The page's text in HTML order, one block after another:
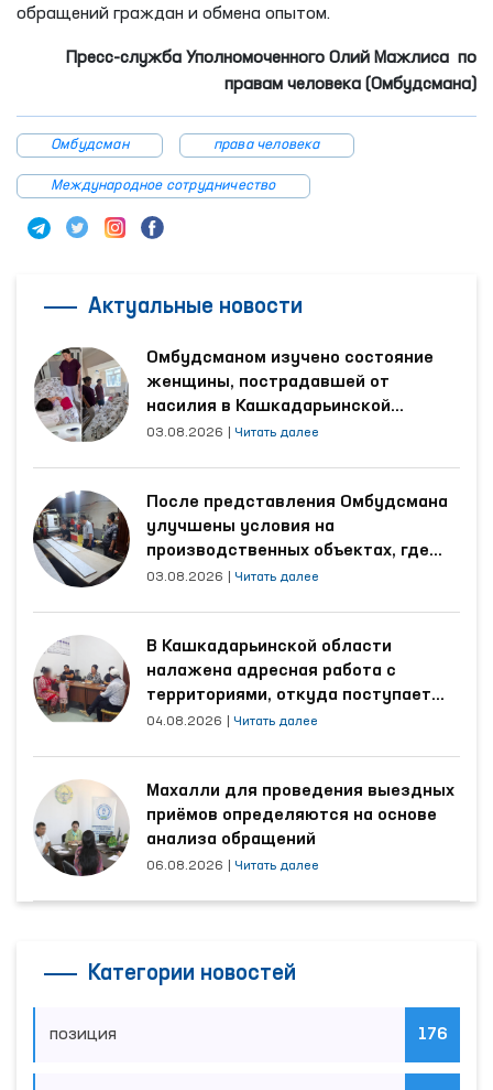
обращений граждан и обмена опытом.
Пресс-служба Уполномоченного Олий Мажлиса по
правам человека (Омбудсмана)
Омбудсман права человека
Международное сотрудничество
Актуальные новости
Омбудсманом изучено состояние
женщины, пострадавшей от
насилия в Кашкадарьинской
области
03.08.2026 Читать далее
После представления Омбудсмана
улучшены условия на
производственных объектах, где
трудятся осуждённые
03.08.2026 Читать далее
В Кашкадарьинской области
налажена адресная работа с
территориями, откуда поступает
наибольшее количество обращений
04.08.2026 Читать далее
Махалли для проведения выездных
приёмов определяются на основе
анализа обращений
06.08.2026 Читать далее
Категории новостей
позиция 176